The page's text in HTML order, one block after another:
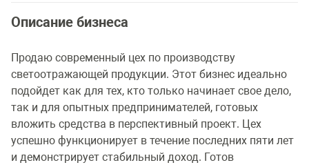
Описание бизнеса
Продаю современный цех по производству
светоотражающей продукции. Этот бизнес идеально
подойдет как для тех, кто только начинает свое дело,
так и для опытных предпринимателей, готовых
вложить средства в перспективный проект. Цех
успешно функционирует в течение последних пяти лет
и демонстрирует стабильный доход. Готов